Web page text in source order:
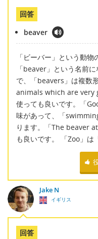
回答
beaver
「ビーバー」という動物
「beaver」という名前
で、「beavers」は複数
animals which are very
使っても良いです。「
味があって、「
ります。「The beaver
も良いです。 「Zoo」は
Jake N
イギリス
回答